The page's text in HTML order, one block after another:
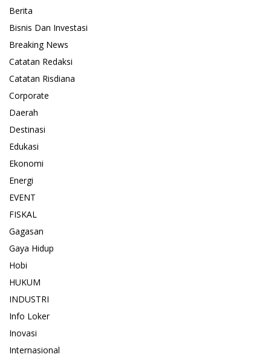
Berita
Bisnis Dan Investasi
Breaking News
Catatan Redaksi
Catatan Risdiana
Corporate
Daerah
Destinasi
Edukasi
Ekonomi
Energi
EVENT
FISKAL
Gagasan
Gaya Hidup
Hobi
HUKUM
INDUSTRI
Info Loker
Inovasi
Internasional